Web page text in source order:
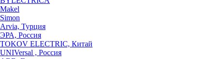
Makel
Simon
Arvia, Турция
ЭРА, Россия
TOKOV ELECTRIC, Китай
UNIVersal , Россия